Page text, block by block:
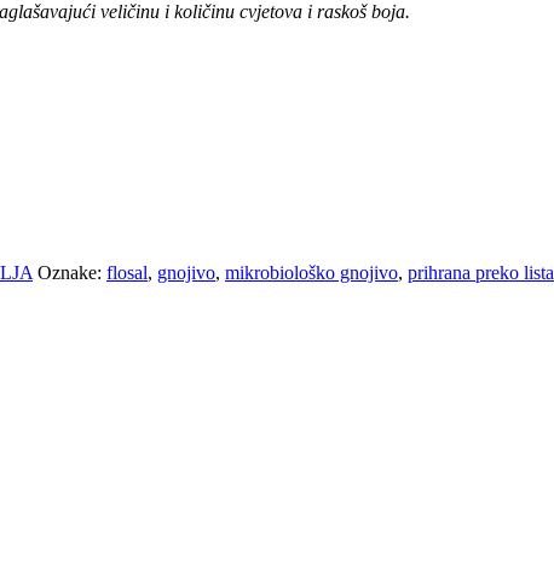
veličinu i količinu cvjetova i raskoš boja.
Oznake: flosal, gnojivo, mikrobiološko gnojivo, prihrana preko lista